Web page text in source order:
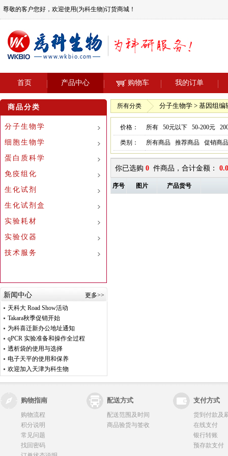
尊敬的客户您好，欢迎使用(为科生物)订货商城！
首页 产品中心 购物车 我的订单
商品分类
分子生物学
细胞生物学
蛋白质科学
免疫组化
生化试剂
生化试剂盒
实验耗材
实验仪器
技术服务
新闻中心
更多>>
天科大 Road Show活动
Takara秋季促销开始
为科喜迁新办公地址通知
qPCR 实验准备和操作全过程
透析袋的使用与选择
电子天平的使用和保养
欢迎加入天津为科生物
所有分类 分子生物学 > 基因组
价格： 所有 50元以下 50-200元
类别： 所有商品 推荐商品 促销商品
你已选购 0 件商品，合计金额：
序号 图片 产品货号
购物指南 配送方式 支付方式
购物流程
积分说明
常见问题
找回密码
配送范围及时间
商品验货与签收
货到付款及
在线支付
银行转账
预存款支付